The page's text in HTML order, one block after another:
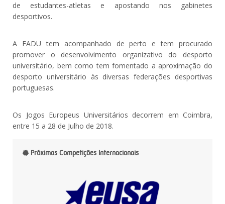
de estudantes-atletas e apostando nos gabinetes
desportivos.
A FADU tem acompanhado de perto e tem procurado
promover o desenvolvimento organizativo do desporto
universitário, bem como tem fomentado a aproximação do
desporto universitário às diversas federações desportivas
portuguesas.
Os Jogos Europeus Universitários decorrem em Coimbra,
entre 15 a 28 de Julho de 2018.
Próximas Competições Internacionais